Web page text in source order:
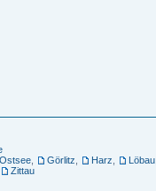
Görlitz Harz Löbau
Zittau